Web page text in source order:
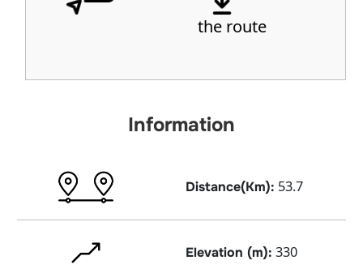
the route
Information
Distance(Km): 53.7
Elevation (m): 330